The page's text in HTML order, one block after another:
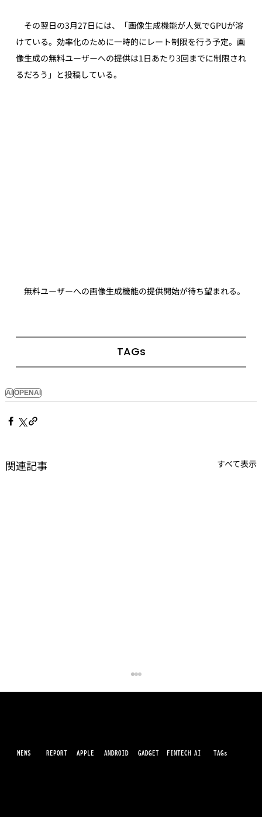
その翌日の3月27日には、「画像生成機能が人気でGPUが溶
けている。効率化のために一時的にレート制限を行う予定。画
像生成の無料ユーザーへの提供は1日あたり3回までに制限され
るだろう」と投稿している。
無料ユーザーへの画像生成機能の提供開始が待ち望まれる。
TAGs
AI OPENAI
関連記事 すべて表示
NEWS REPORT APPLE ANDROID GADGET FINTECH AI TAGs